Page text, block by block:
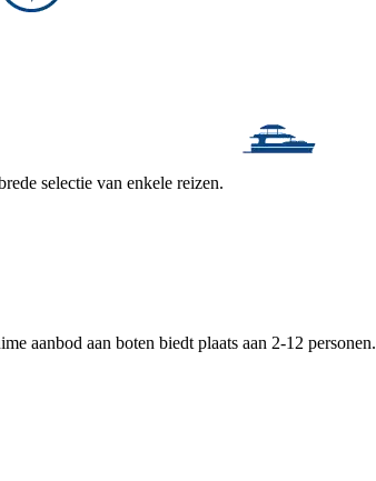
selectie van enkele reizen.
aanbod aan boten biedt plaats aan 2-12 personen.